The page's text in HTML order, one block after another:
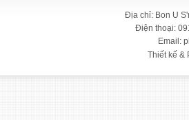
Địa chỉ: Bon U
Điện thoại:
Email:
Thiết kế &